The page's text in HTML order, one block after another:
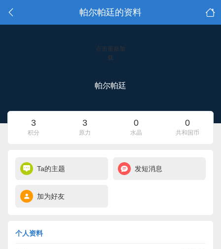
帕尔帕廷的资料
点击重新加
载
帕尔帕廷
3
积分
3
原力
0
水晶
0
共和国币
Ta的主题 发短消息
加为好友
个人资料